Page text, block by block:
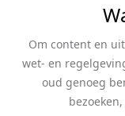
88
56
HV
786
1:46:20
Om content en
wet- en
oud genoeg
bezoeken,